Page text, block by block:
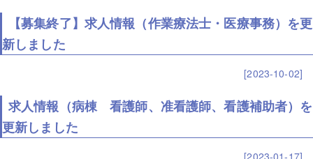
【募集終了】求人情報（作業療法士・医療事務）を更
新しました
[2023-10-02]
求人情報（病棟 看護師、准看護師、看護補助者）を
更新しました
[2023-01-17]